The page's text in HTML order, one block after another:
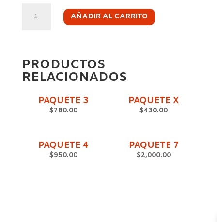
PAQUETE
AÑADIR AL CARRITO
PRODUCTOS
RELACIONADOS
PAQUETE 3
$780.00
PAQUETE X
$430.00
PAQUETE 4
$950.00
PAQUETE 7
$2,000.00